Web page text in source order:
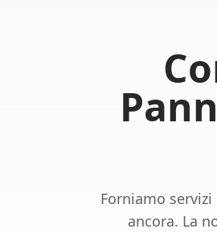
Likee
Quora
Forniamo
ancora. La